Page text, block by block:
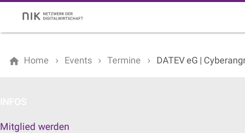
Home Events Termine DATEV eG |
Mitglied werden